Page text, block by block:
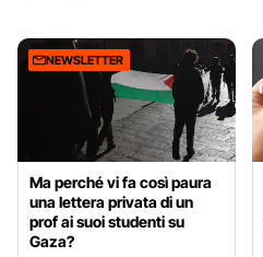
NEWSLETTER
Ma perché vi fa così paura
una lettera privata di un
prof ai suoi studenti su
Gaza?